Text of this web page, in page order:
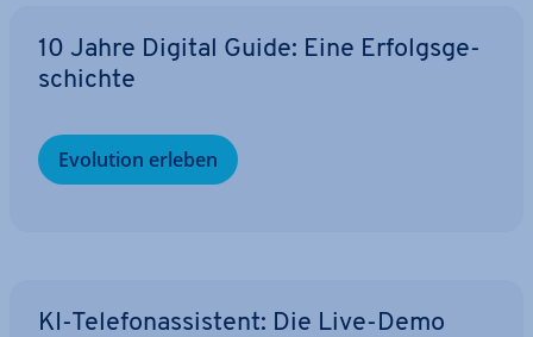
10 Jahre Digital Guide: Eine Er­folgs­ge­
schich­te
Evolution erleben
KI-Te­le­fon­as­sis­tent: Die Live-Demo